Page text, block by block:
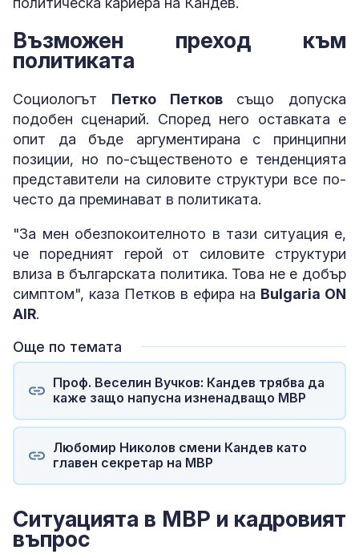
Възможен преход към
политиката
Социологът Петко Петковсъщо допуска
подобен сценарий. Според него оставката е
опит да бъде аргументирана с принципни
позиции, но по-същественото е тенденцията
представители на силовите структури все по-
често да преминават в политиката.
"За мен обезпокоителното в тази ситуация е,
че поредният герой от силовите структури
влиза в българската политика. Това не е добър
симптом", каза Петков в ефира на Bulgaria ON
AIR.
Още по темата
Проф. Веселин Вучков: Кандев трябва да
каже защо напусна изненадващо МВР
Любомир Николов смени Кандев като
главен секретар на МВР
Ситуацията в МВР и кадровият
въпрос